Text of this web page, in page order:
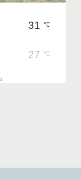
31
27